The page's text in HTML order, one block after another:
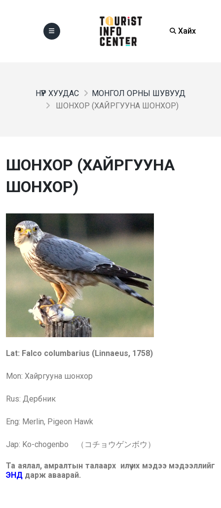
Хайх
НҮҮР ХУУДАС
МОНГОЛ ОРНЫ ШУВУУД
ШОНХОР (ХАЙРГУУНА ШОНХОР)
ШОНХОР (ХАЙРГУУНА
ШОНХОР)
Lat: Falco columbarius (Linnaeus, 1758)
Mon: Хайргууна шонхор
Rus: Дербник
Eng: Merlin, Pigeon Hawk
Jap: Ko-chogenbo （コチョウゲンボウ）
Та аялал, амралтын талаарх илүү их мэдээ мэдээллийг
ЭНД дарж аваарай.